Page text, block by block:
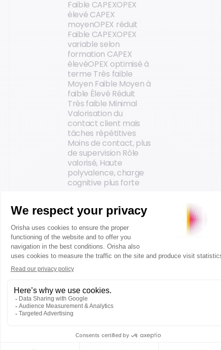
Faible CAPEXOPEX
élevé CAPEX
moyenOPEX réduit
Faible CAPEXOPEX
variable selon
formation CAPEX
élevéOPEX optimisé à
terme Très faible
Moyen Faible Moyen à
faible Élevé Réduit
Très faible Minimal
Valorisation du
contact client mais
tâches répétitives
Moins de contact, plus
de supervision Rôle
valorisé, Haute
polyvalence, charge
cognitive plus forte
Avantages et
inconvénients
d’une caisse
libre-service
Avantages
Le premier bénéfice
de l’installation de